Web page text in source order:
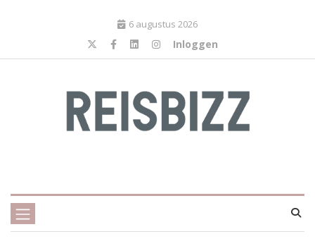
6 augustus 2026
Inloggen